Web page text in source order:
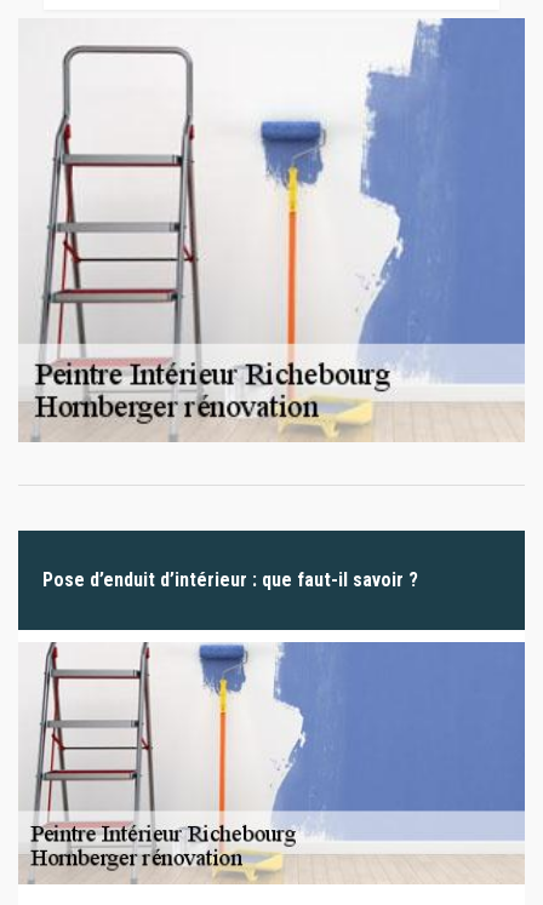
Pose d’enduit d’intérieur : que faut-il savoir ?